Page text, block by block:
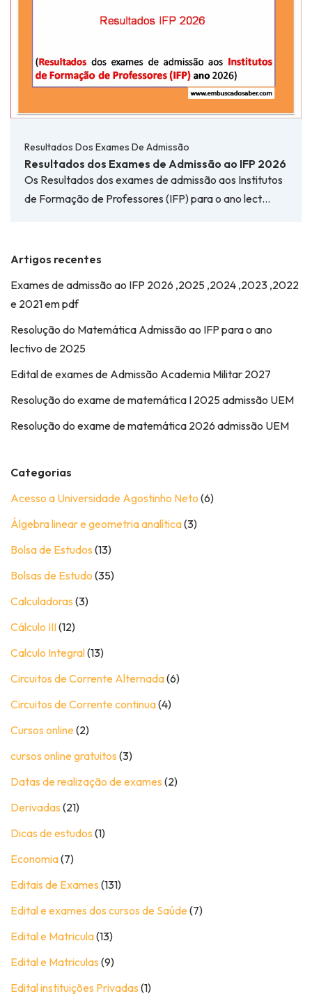
Resultados Dos Exames De Admissão
Resultados dos Exames de Admissão ao IFP 2026
Os Resultados dos exames de admissão aos Institutos
de Formação de Professores (IFP) para o ano lect…
Artigos recentes
Exames de admissão ao IFP 2026 ,2025 ,2024 ,2023 ,2022
e 2021 em pdf
Resolução do Matemática Admissão ao IFP para o ano
lectivo de 2025
Edital de exames de Admissão Academia Militar 2027
Resolução do exame de matemática I 2025 admissão UEM
Resolução do exame de matemática 2026 admissão UEM
Categorias
Acesso a Universidade Agostinho Neto (6)
Álgebra linear e geometria analítica(3)
Bolsa de Estudos (13)
Bolsas de Estudo (35)
Calculadoras (3)
Cálculo III(12)
Calculo Integral(13)
Circuitos de Corrente Alternada(6)
Circuitos de Corrente continua(4)
Cursos online (2)
cursos online gratuitos (3)
Datas de realização de exames (2)
Derivadas (21)
Dicas de estudos (1)
Economia(7)
Editais de Exames (131)
Edital e exames dos cursos de Saúde (7)
Edital e Matricula(13)
Edital e Matriculas (9)
Edital instituições Privadas (1)